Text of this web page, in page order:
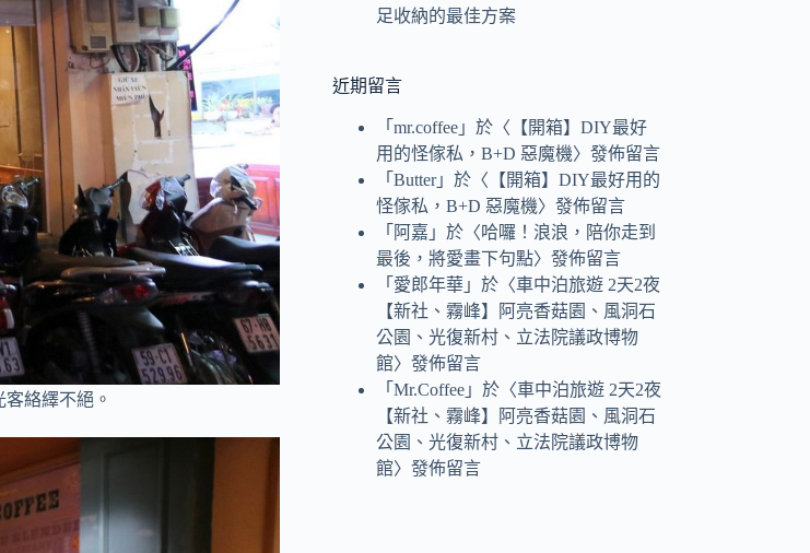
絡繹不絕。
足收納的最佳方案
近期留言
「mr.coffee 」於〈 【開箱】DIY最好
用的怪傢私，B+D 惡魔機〉發佈留言
「Butter」於〈 【開箱】DIY最好用的
怪傢私，B+D 惡魔機〉發佈留言
「 阿嘉 」於〈哈囉！浪浪，陪你走到
最後，將愛畫下句點〉發佈留言
「 愛郎年華 」於〈車中泊旅遊 2天2夜
【新社、霧峰】阿亮香菇園、風洞石
公園、光復新村、立法院議政博物
館〉發佈留言
「Mr.Coffee 」於〈車中泊旅遊 2天2夜
【新社、霧峰】阿亮香菇園、風洞石
公園、光復新村、立法院議政博物
館〉發佈留言